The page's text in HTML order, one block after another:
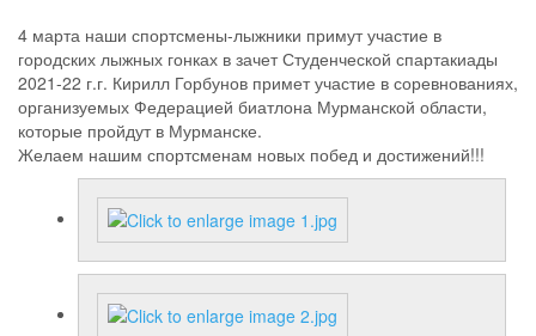
4 марта наши спортсмены-лыжники примут участие в
городских лыжных гонках в зачет Студенческой спартакиады
2021-22 г.г. Кирилл Горбунов примет участие в соревнованиях,
организуемых Федерацией биатлона Мурманской области,
которые пройдут в Мурманске.
Желаем нашим спортсменам новых побед и достижений!!!